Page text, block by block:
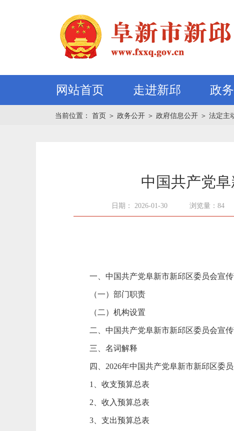
网站首页 走进新邱 政
当前位置： 首页 ＞ 政务公开 ＞ 政府信息公开 ＞ 法定主
中国共产党
日期： 2026-01-30 浏览量：84
一、中国共产党阜新市新邱区委员会宣
（一）部门职责
（二）机构设置
二、中国共产党阜新市新邱区委员会宣
三、名词解释
四、2026年中国共产党阜新市新邱区委
1、收支预算总表
2、收入预算总表
3、支出预算总表